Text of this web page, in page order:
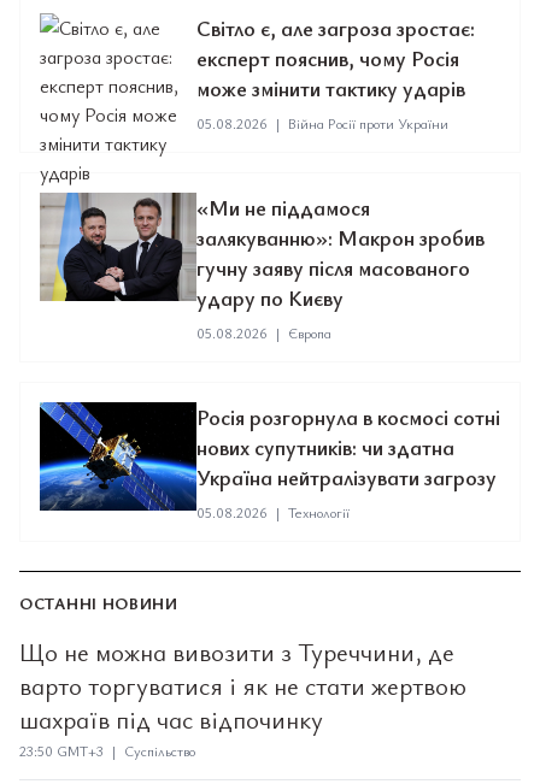
Світло є, але загроза зростає:
експерт пояснив, чому Росія
може змінити тактику ударів
05.08.2026 | Війна Росії проти України
«Ми не піддамося
залякуванню»: Макрон зробив
гучну заяву після масованого
удару по Києву
05.08.2026 | Європа
Росія розгорнула в космосі сотні
нових супутників: чи здатна
Україна нейтралізувати загрозу
05.08.2026 | Технології
ОСТАННІ НОВИНИ
Що не можна вивозити з Туреччини, де
варто торгуватися і як не стати жертвою
шахраїв під час відпочинку
23:50 GMT+3 | Суспільство